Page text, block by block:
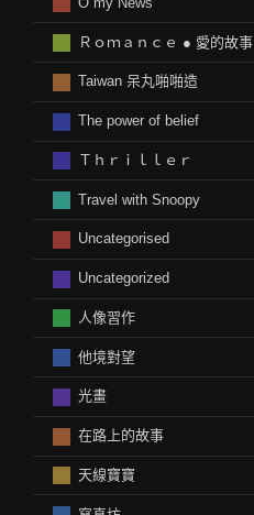
Ｒｏｍａｎｃｅ ● 愛的故事
Taiwan 呆丸啪啪造
The power of belief
Ｔｈｒｉｌｌｅｒ
Travel with Snoopy
Uncategorised
Uncategorized
人像習作
他境對望
光畫
在路上的故事
天線寶寶